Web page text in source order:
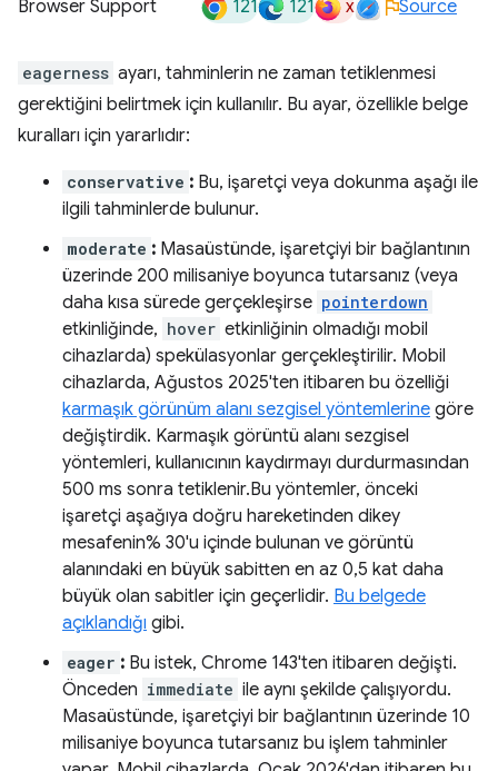
Browser Support 121 121 x Source
eagerness ayarı, tahminlerin ne zaman tetiklenmesi
gerektiğini belirtmek için kullanılır. Bu ayar, özellikle belge
kuralları için yararlıdır:
conservative : Bu, işaretçi veya dokunma aşağı ile
ilgili tahminlerde bulunur.
moderate : Masaüstünde, işaretçiyi bir bağlantının
üzerinde 200 milisaniye boyunca tutarsanız (veya
daha kısa sürede gerçekleşirse pointerdown
etkinliğinde, hover etkinliğinin olmadığı mobil
cihazlarda) spekülasyonlar gerçekleştirilir. Mobil
cihazlarda, Ağustos 2025'ten itibaren bu özelliği
karmaşık görünüm alanı sezgisel yöntemlerine göre
değiştirdik. Karmaşık görüntü alanı sezgisel
yöntemleri, kullanıcının kaydırmayı durdurmasından
500 ms sonra tetiklenir.Bu yöntemler, önceki
işaretçi aşağıya doğru hareketinden dikey
mesafenin% 30'u içinde bulunan ve görüntü
alanındaki en büyük sabitten en az 0,5 kat daha
büyük olan sabitler için geçerlidir. Bu belgede
açıklandığı gibi.
eager : Bu istek, Chrome 143'ten itibaren değişti.
Önceden immediate ile aynı şekilde çalışıyordu.
Masaüstünde, işaretçiyi bir bağlantının üzerinde 10
milisaniye boyunca tutarsanız bu işlem tahminler